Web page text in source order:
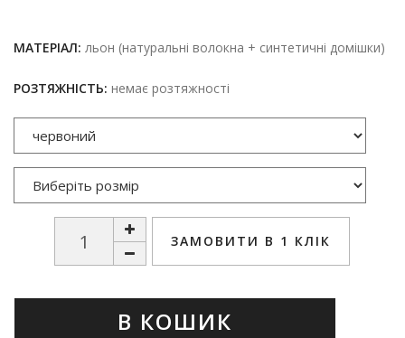
МАТЕРІАЛ: льон (натуральні волокна + синтетичні домішки)
РОЗТЯЖНІСТЬ: немає розтяжності
ЗАМОВИТИ В 1 КЛІК
В КОШИК